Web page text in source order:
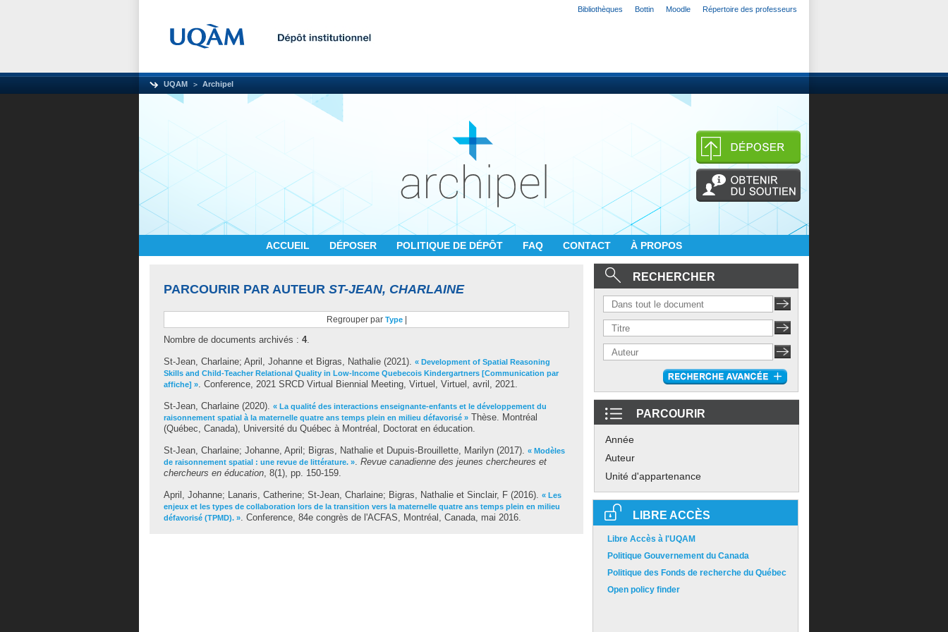
Bibliothèques Bottin Moodle Répertoire des professeurs
UQAM Archipel
ACCUEIL DÉPOSER POLITIQUE DE DÉPÔT FAQ CONTACT À PROPOS
PARCOURIR PAR AUTEUR ST-JEAN, CHARLAINE
Regrouper par Type
Nombre de documents archivés : 4.
St-Jean, Charlaine; April, Johanne et Bigras, Nathalie (2021). « Development of Spatial Reasoning
Skills and Child-Teacher Relational Quality in Low-Income Quebecois Kindergartners [Communication par
affiche] ». Conference, 2021 SRCD Virtual Biennial Meeting, Virtuel, Virtuel, avril, 2021.
St-Jean, Charlaine (2020). « La qualité des interactions enseignante-enfants et le développement du
raisonnement spatial à la maternelle quatre ans temps plein en milieu défavorisé » Thèse. Montréal
(Québec, Canada), Université du Québec à Montréal, Doctorat en éducation.
St-Jean, Charlaine; Johanne, April ; Bigras, Nathalie et Dupuis-Brouillette, Marilyn (2017). « Modèles
de raisonnement spatial : une revue de littérature. ». Revue canadienne des jeunes chercheures et
chercheurs en éducation, 8(1), pp. 150-159.
April, Johanne; Lanaris, Catherine; St-Jean, Charlaine; Bigras, Nathalie et Sinclair, F (2016). « Les
enjeux et les types de collaboration lors de la transition vers la maternelle quatre ans temps plein en milieu
défavorisé (TPMD). ». Conference, 84e congrès de l'ACFAS, Montréal, Canada, mai 2016.
RECHERCHER
PARCOURIR
Année
Auteur
Unité d'appartenance
LIBRE ACCÈS
Libre Accès à l'UQAM
Politique Gouvernement du Canada
Politique des Fonds de recherche du Québec
Open policy finder